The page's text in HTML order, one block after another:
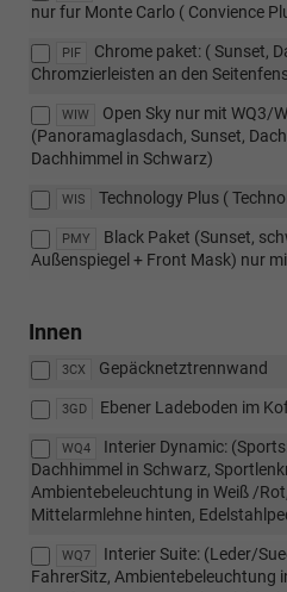
nur fur Monte Carlo ( Convience
PIF
Chrome paket: ( Sunset,
Chromzierleisten an den
WIW
Open Sky nur mit WQ3/
(Panoramaglasdach, Sunset,
Dachhimmel in Schwarz)
WIS Technology Plus (
PMY
Black Paket (Sunset,
Außenspiegel + Front Mask) nur
Innen
3CX Gepäcknetztrennwand
3GD Ebener Ladeboden im
WQ4
Interier Dynamic:
Dachhimmel in Schwarz,
Ambientebeleuchtung in Weiß /
Mittelarmlehne hinten,
WQ7
Interier Suite: (Leder/
FahrerSitz, Ambientebeleuchtung